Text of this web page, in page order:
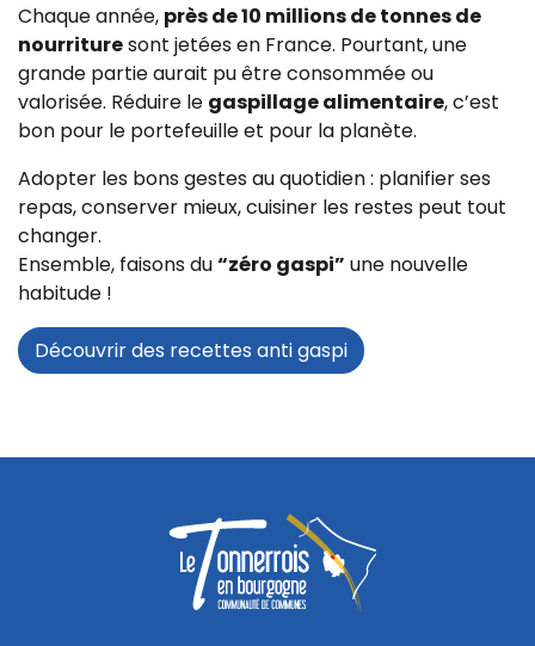
Chaque année, près de 10 millions de tonnes de
nourrituresont jetées en France. Pourtant, une
grande partie aurait pu être consommée ou
valorisée. Réduire le gaspillage alimentaire, c’est
bon pour le portefeuille et pour la planète.
Adopter les bons gestes au quotidien : planifier ses
repas, conserver mieux, cuisiner les restes peut tout
changer.
Ensemble, faisons du“zéro gaspi” une nouvelle
habitude !
Découvrir des recettes anti gaspi